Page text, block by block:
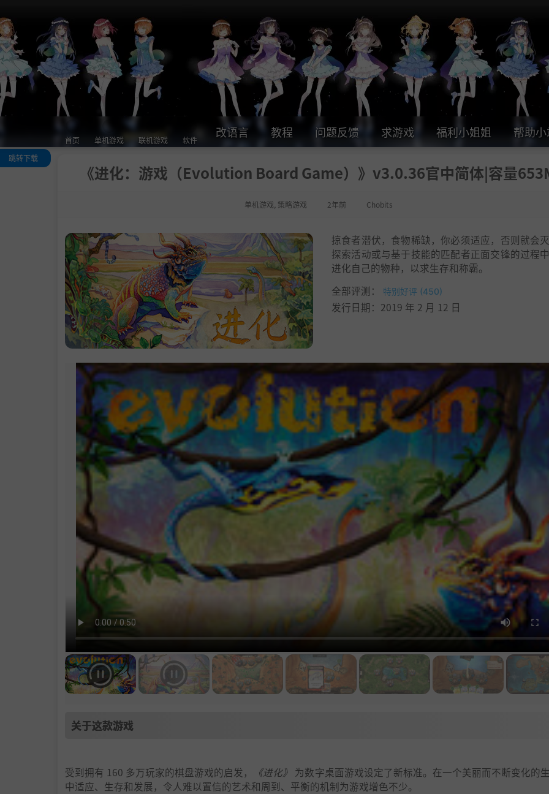
首页 单机游戏 联机游戏 软件
改语言 教程 问题反馈 求游戏 福利小姐姐 帮助
《进化：游戏（Evolution Board Game）》v3.0.36官中简体|容量
单机游戏 策略游戏 2年前 Chobits
跳转下载
掠食者潜伏，食物稀缺，你必须适应，否则就会
探索活动或与基于技能的匹配者正面交锋的过程
进化自己的物种，以求生存和称霸。
全部评测：
特别好评 (450)
发行日期：2019 年 2 月 12 日
关于这款游戏
受到拥有 160 多万玩家的棋盘游戏的启发， 《进化》 为数字桌面游戏设定了新标准。在一个美丽而不断变化的
中适应、生存和发展，令人难以置信的艺术和周到、平衡的机制为游戏增色不少。